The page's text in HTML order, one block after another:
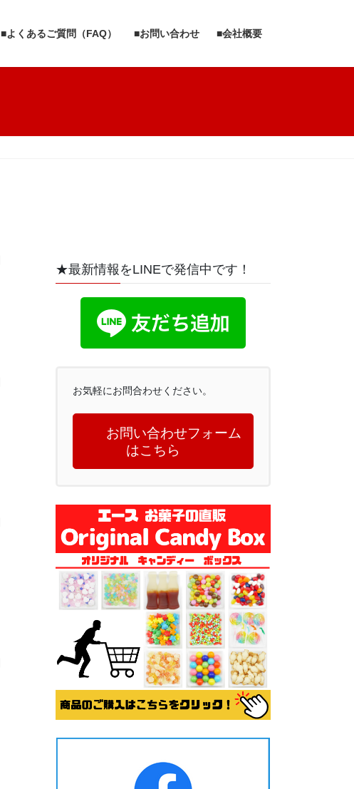
■よくあるご質問（FAQ） ■お問い合わせ ■会社概要
★最新情報をLINEで発信中です！
お気軽にお問合わせください。
お問い合わせフォーム
はこちら